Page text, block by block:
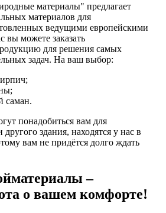
материалы" предлагает
материалов для
ведущими европейскими
вы можете заказать
для решения самых
задач. На ваш выбор:
саман.
понадобиться вам для
другого здания, находятся у нас в
вам не придётся долго ждать
–
о вашем комфорте!